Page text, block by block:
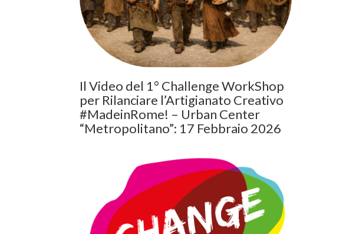
Il Video del 1° Challenge WorkShop
per Rilanciare l’Artigianato Creativo
#MadeinRome! – Urban Center
“Metropolitano”: 17 Febbraio 2026